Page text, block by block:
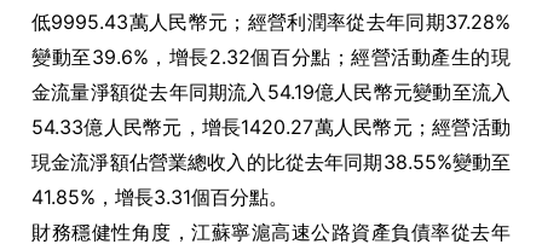
低9995.43萬人民幣元；經營利潤率從去年同期37.28%
變動至39.6%，增長2.32個百分點；經營活動產生的現
金流量淨額從去年同期流入54.19億人民幣元變動至流入
54.33億人民幣元，增長1420.27萬人民幣元；經營活動
現金流淨額佔營業總收入的比從去年同期38.55%變動至
41.85%，增長3.31個百分點。
財務穩健性角度，江蘇寧滬高速公路資產負債率從去年